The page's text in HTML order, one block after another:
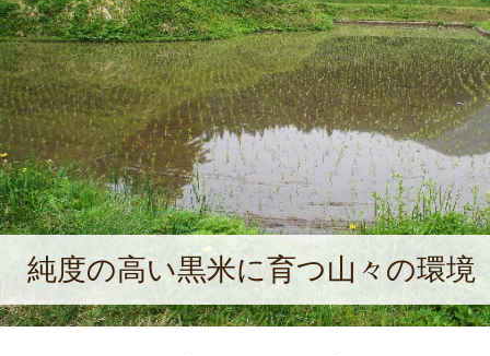
純度の高い黒米に育つ山々の環境